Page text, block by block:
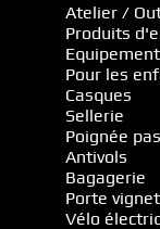
Atelier /
Produits
Pour les
Casques
Sellerie
Poignée
Antivols
Bagagerie
Porte
Vélo